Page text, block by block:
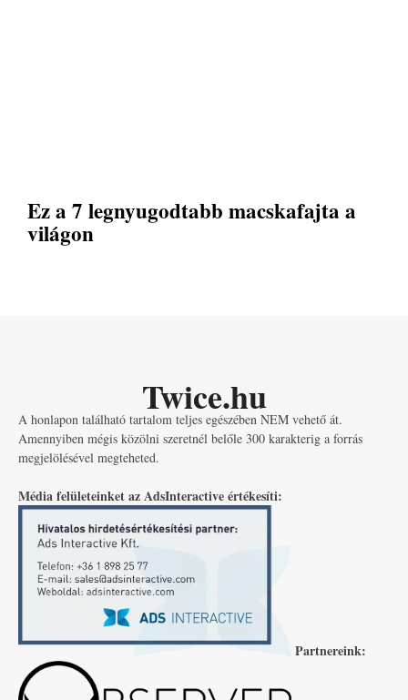
Ez a 7 legnyugodtabb macskafajta a
világon
Twice.hu
A honlapon található tartalom teljes egészében NEM vehető át.
Amennyiben mégis közölni szeretnél belőle 300 karakterig a forrás
megjelölésével megteheted.
Média felületeinket az AdsInteractive értékesíti:
Partnereink: